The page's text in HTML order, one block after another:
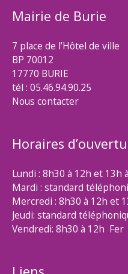
Mairie de Burie
7 place de l’Hôtel de ville
BP 70012
17770 BURIE
tél : 05.46.94.90.25
Nous contacter
Horaires
Lundi : 8h30 à 12h et 13h
Mardi : standard
Mercredi : 8h30 à 12h et
Jeudi: standard
Vendredi: 8h30 à 12h Fer